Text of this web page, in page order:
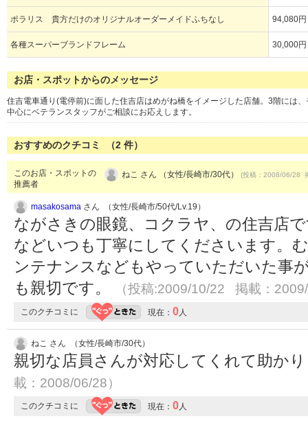
ポラリス 貴方だけのオリジナルオーダーメイドふちなし 94,080円
各種スーパーブランドフレーム 30,000
お店・スポットからのメッセージ
住吉電車通り(電停前)に面した住吉店はめがね橋をイメージした店舗。3階には
中心にベテランスタッフがご相談にお応えします。
おすすめのクチコミ （2 件）
このお店・スポットの
推薦者
ねこ さん （女性/長崎市/30代） (投稿：2008/06/28
masakosama さん （女性/長崎市/50代/Lv.19）
ながさきの眼鏡、コクラヤ、の住吉店
などいつも丁寧にしてくださいます。
ンテナンスなどもやっていただいた事
も親切です。
（投稿:2009/10/22 掲載：
このクチコミに 現在： 0人
ねこ さん （女性/長崎市/30代）
親切な店員さんが対応してくれて助か
載：2008/06/28）
このクチコミに 現在： 0人